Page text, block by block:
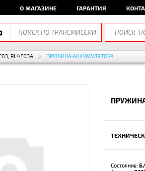
О МАГАЗИНЕ ГАРАНТИЯ
RL4F03A ПРУЖИНА АККУМУЛЯТОРА
Состояние: